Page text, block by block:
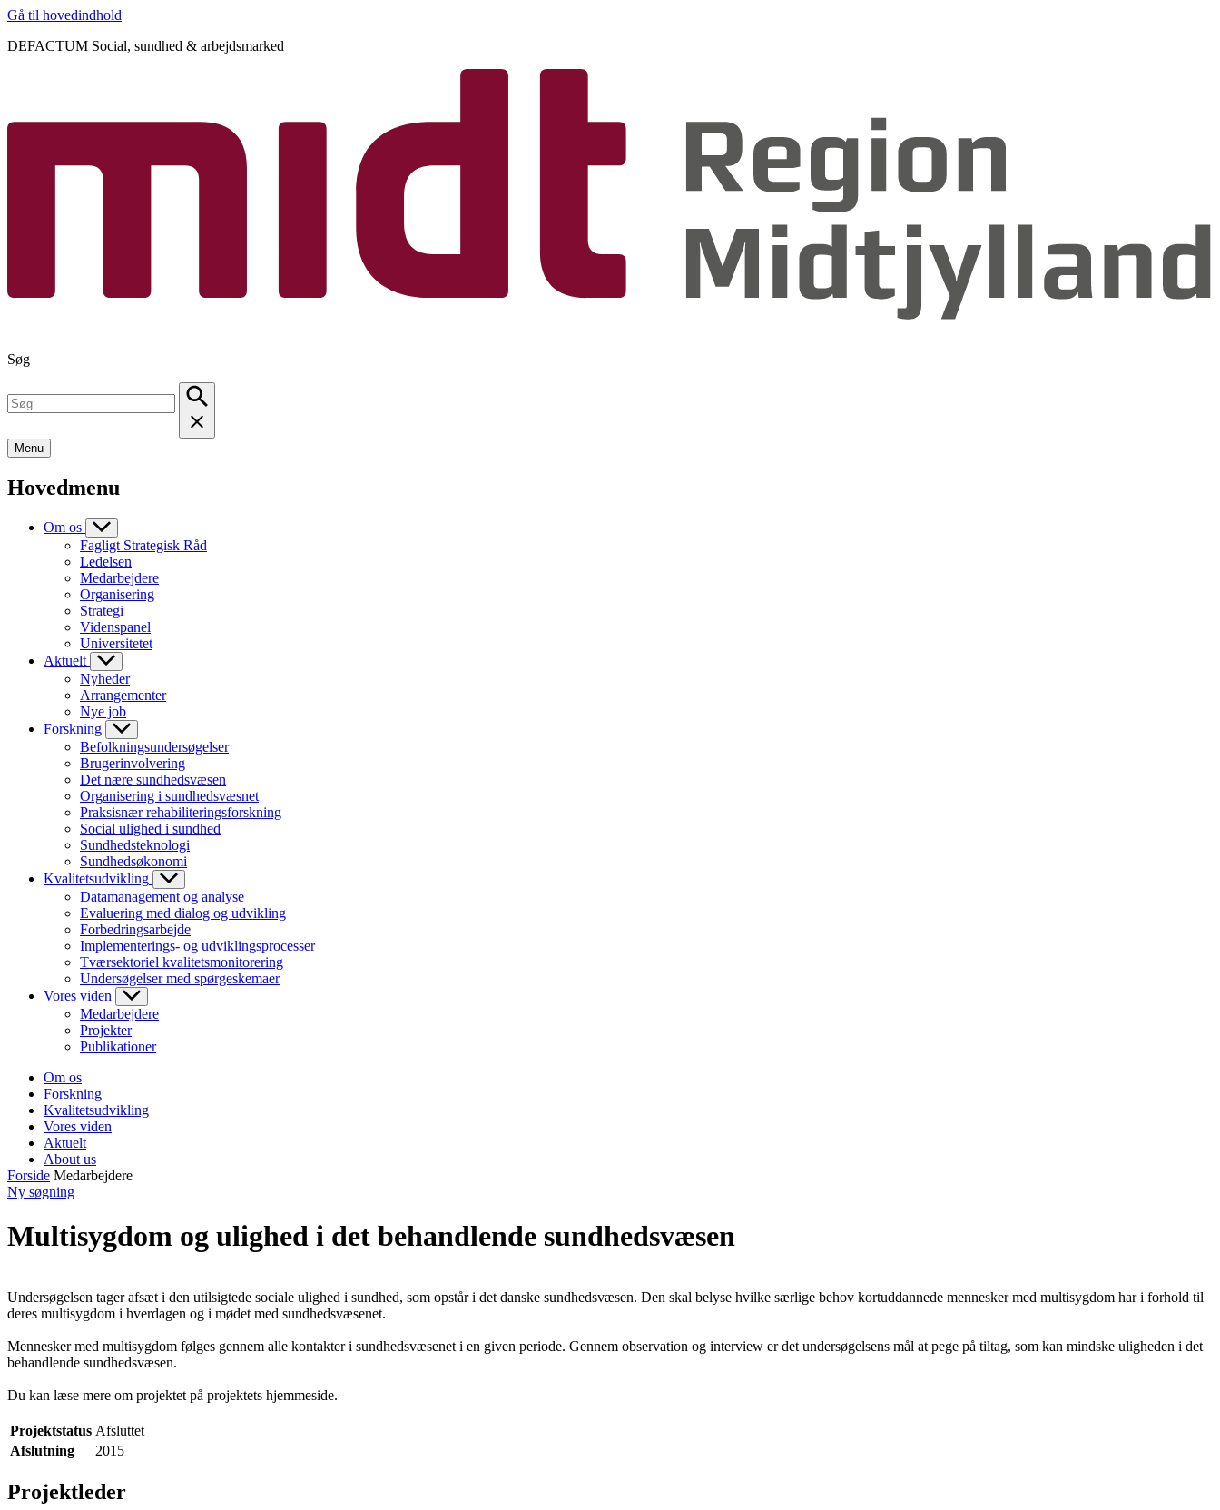
Gå til hovedindhold
DEFACTUM Social, sundhed & arbejdsmarked
Søg
Menu
Hovedmenu
Om os
Fagligt Strategisk Råd
Ledelsen
Medarbejdere
Organisering
Strategi
Videnspanel
Universitetet
Aktuelt
Nyheder
Arrangementer
Nye job
Forskning
Befolkningsundersøgelser
Brugerinvolvering
Det nære sundhedsvæsen
Organisering i sundhedsvæsnet
Praksisnær rehabiliteringsforskning
Social ulighed i sundhed
Sundhedsteknologi
Sundhedsøkonomi
Kvalitetsudvikling
Datamanagement og analyse
Evaluering med dialog og udvikling
Forbedringsarbejde
Implementerings- og udviklingsprocesser
Tværsektoriel kvalitetsmonitorering
Undersøgelser med spørgeskemaer
Vores viden
Medarbejdere
Projekter
Publikationer
Om os
Forskning
Kvalitetsudvikling
Vores viden
Aktuelt
About us
Forside Medarbejdere
Ny søgning
Multisygdom og ulighed i det behandlende sundhedsvæsen
Undersøgelsen tager afsæt i den utilsigtede sociale ulighed i sundhed, som opstår i det danske sundhedsvæsen. Den skal belyse hvilke særlige behov kortuddannede mennesker med multisygdom har i forhold til
deres multisygdom i hverdagen og i mødet med sundhedsvæsenet.
Mennesker med multisygdom følges gennem alle kontakter i sundhedsvæsenet i en given periode. Gennem observation og interview er det undersøgelsens mål at pege på tiltag, som kan mindske uligheden i det
behandlende sundhedsvæsen.
Du kan læse mere om projektet på projektets hjemmeside.
Projektstatus Afsluttet
Afslutning
2015
Projektleder